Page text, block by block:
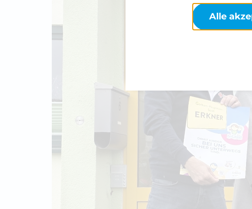
Alle
YouTube, Instagram oder ähnliche
Cookie Informationen anzeigen
Impressum Datenschutz